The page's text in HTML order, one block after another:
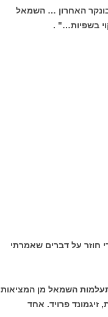
האחרון … השמאל
בשפיות…" .
חוזר על דברים שאמרתי
השמאל מן המציאות
זיגמונד פרויד. אחד